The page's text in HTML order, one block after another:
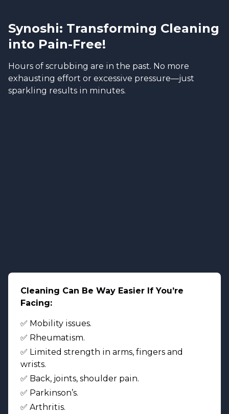
Synoshi: Transforming Cleaning
into Pain-Free!
Hours of scrubbing are in the past. No more
exhausting effort or excessive pressure—just
sparkling results in minutes.
Cleaning Can Be Way Easier If You’re
Facing:
✅ Mobility issues.
✅ Rheumatism.
✅ Limited strength in arms, fingers and
wrists.
✅ Back, joints, shoulder pain.
✅ Parkinson’s.
✅ Arthritis.